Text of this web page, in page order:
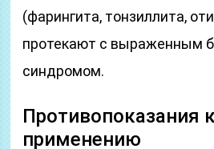
(фарингита, тонзиллита,
протекают с выраженным
синдромом.
Противопоказания
применению